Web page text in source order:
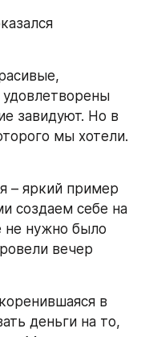
завидуют. Но в
мы хотели.
– яркий пример
создаем себе на
не нужно было
вечер
в
деньги на то,